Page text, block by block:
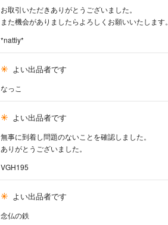
お取引いただきありがとうございました。
また機会がありましたらよろしくお願いいたします。
*nattiy*
よい出品者です
なっこ
よい出品者です
無事に到着し問題のないことを確認しました。
ありがとうございました。
VGH195
よい出品者です
念仏の鉄